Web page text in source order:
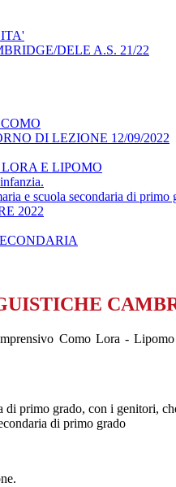
DELE A.S. 21/22
DI LEZIONE 12/09/2022
E LIPOMO
e scuola secondaria di primo
2022
Como Lora -
primo grado, con i genitori,
di primo grado